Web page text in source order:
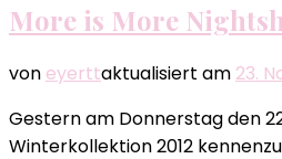
More is More
von eyerttaktualisiert am 23.
Gestern am Donnerstag den
Winterkollektion 2012